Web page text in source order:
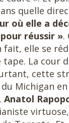
quelle
où elle a
réussir ».
fait, elle se
La cour
cette
du Michigan
Anatol